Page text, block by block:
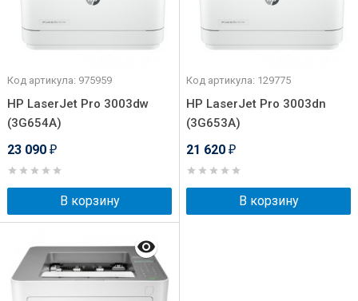
Код артикула: 975959
HP LaserJet Pro 3003dw
(3G654A)
23 090 ₽
В корзину
Код артикула: 129775
HP LaserJet Pro 3003dn
(3G653A)
21 620 ₽
В корзину